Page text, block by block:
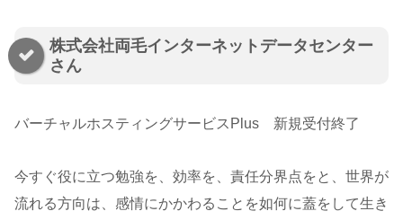
株式会社両毛インターネットデータセンター
さん
バーチャルホスティングサービスPlus 新規受付終了
今すぐ役に立つ勉強を、効率を、責任分界点をと、世界が
流れる方向は、感情にかかわることを如何に蓋をして生き